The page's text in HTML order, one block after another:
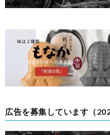
広告を募集しています（